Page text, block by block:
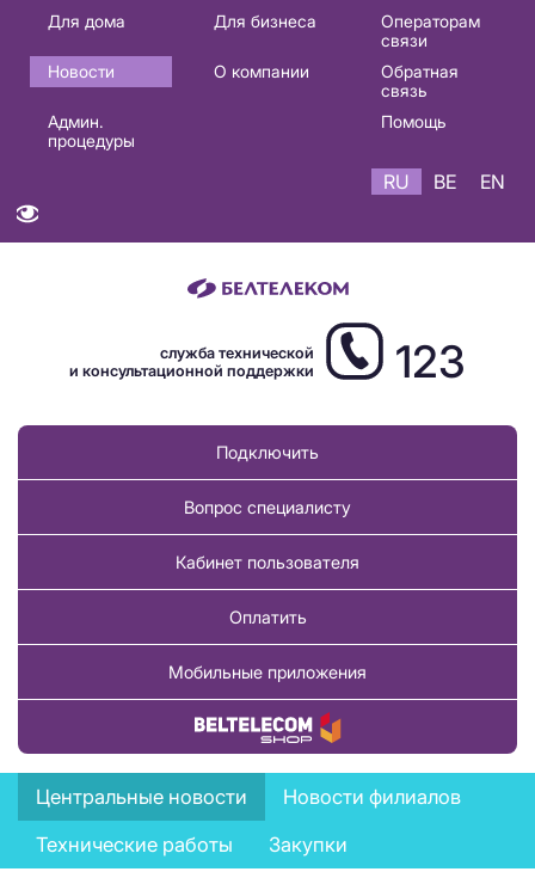
Основная
навигация
RU
Для дома Для бизнеса
Операторам
связи
Новости
О компании
Обратная
связь
Админ.
процедуры
Помощь
RU BE EN
служба технической
и консультационной поддержки
123
Подключить
Вопрос специалисту
Кабинет пользователя
Оплатить
Мобильные приложения
Купить товар
News
menu
Центральные новости
Новости филиалов
Технические работы
Закупки